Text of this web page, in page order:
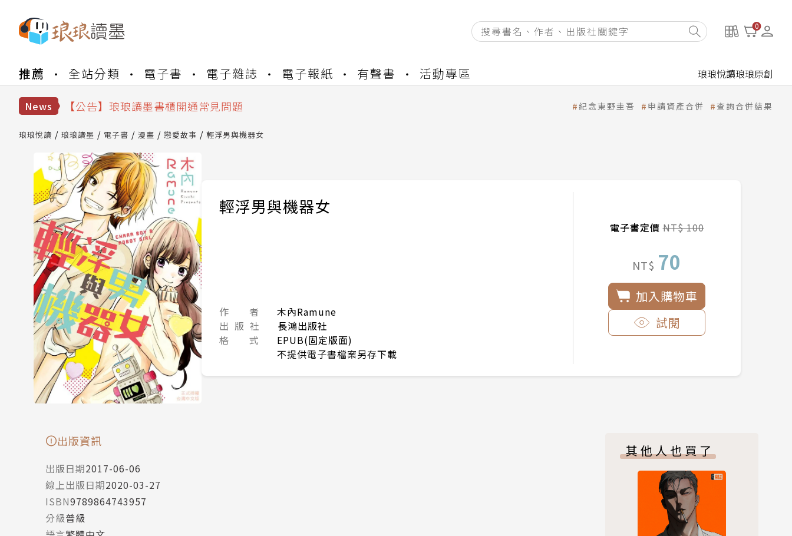
0
推薦 全站分類 電子書 電子雜誌 電子報紙 有聲書 活動專區 琅琅悅讀琅琅原創
News
【公告】琅琅讀墨數位閱讀資產合併與書櫃開通申請
【公告】琅琅讀墨 3 分鐘完成書櫃開通與資產合併申請圖文教學
【公告】琅琅讀墨數位閱讀資產合併與書櫃開通申請
紀念東野圭吾 申請資產合併 查詢合併結果
琅琅悅讀 琅琅讀墨 電子書 漫畫 戀愛故事 輕浮男與機器女
輕浮男與機器女
作 者
木內Ramune
出 版 社
長鴻出版社
格 式
EPUB(固定版面)
不提供電子書檔案另存下載
電子書定價NT$ 100
NT$ 70
加入購物車
試閱
出版資訊
出版日期2017-06-06
線上出版日期2020-03-27
ISBN9789864743957
分級普級
其他人也買了